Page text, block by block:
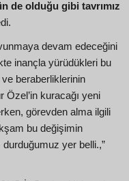
de olduğu gibi tavrımız
devam edeceğini
inançla yürüdükleri bu
beraberliklerinin
Özel’in kuracağı yeni
görevden alma ilgili
bu değişimin
durduğumuz yer belli.,”